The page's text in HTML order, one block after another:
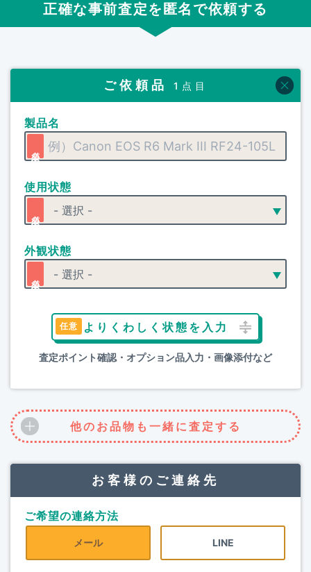
正確な事前査定を匿名で依頼する
ご依頼品 1点目
製品名
使用状態
外観状態
よりくわしく状態を入力
査定ポイント確認・オプション品入力・画像添付など
他のお品物も一緒に査定する
お客様のご連絡先
ご希望の連絡方法
メール LINE